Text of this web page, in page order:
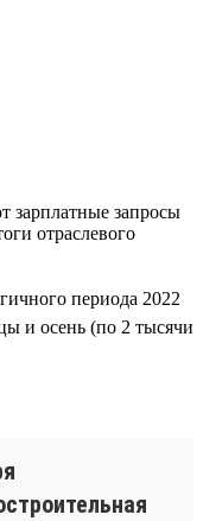
зарплатные запросы
отраслевого
периода 2022
и осень (по 2 тысячи